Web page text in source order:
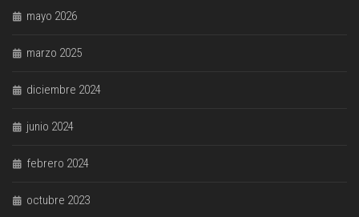
mayo 2026
marzo 2025
diciembre 2024
junio 2024
febrero 2024
octubre 2023